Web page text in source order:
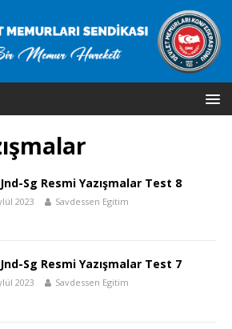
Sg Resmi Yazışmalar Test 8
2023 Savdessen Egitim
Sg Resmi Yazışmalar Test 7
2023 Savdessen Egitim